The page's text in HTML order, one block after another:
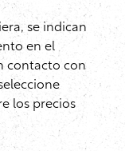
se indican
en el
contacto con
los precios